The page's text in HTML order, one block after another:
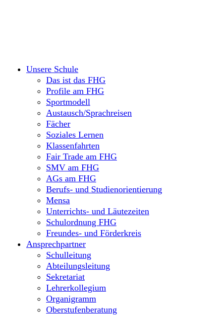
Unsere Schule
Das ist das FHG
Profile am FHG
Sportmodell
Austausch/Sprachreisen
Fächer
Soziales Lernen
Klassenfahrten
Fair Trade am FHG
SMV am FHG
AGs am FHG
Berufs- und Studienorientierung
Mensa
Unterrichts- und Läutezeiten
Schulordnung FHG
Freundes- und Förderkreis
Ansprechpartner
Schulleitung
Abteilungsleitung
Sekretariat
Lehrerkollegium
Organigramm
Oberstufenberatung